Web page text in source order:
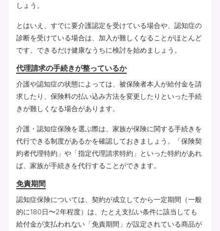
しょう。
とはいえ、すでに要介護認定を受けている場合や、認知症の
診断を受けている場合は、加入が難しくなることがほとんど
です。できるだけ健康なうちに検討を始めましょう。
代理請求の手続きが整っているか
介護や認知症の状態によっては、被保険者本人が給付金を請
求したり、保険料の払い込み方法を変更したりといった手続
きが難しくなる場合があります。
介護・認知症保険を選ぶ際は、家族が保険に関する手続きを
代行できる制度があるかを確認しておきましょう。「保険契
約者代理特約」や「指定代理請求特約」といった特約があれ
ば、家族が手続きを代行することができます。
免責期間
認知症保険については、契約が成立してから一定期間（一般
的に180日〜2年程度）は、たとえ支払い条件に該当しても
給付金が支払われない「免責期間」が設定されている商品が